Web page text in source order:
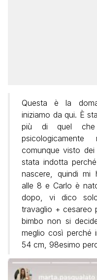
Questa è la
iniziamo da qui. È
più di quel
comunque visto
stata indotta
nascere, quindi mi
alle 8 e Carlo è
dopo, vi dico
travaglio + cesareo
bimbo non si
meglio così perché
54 cm, 98esimo